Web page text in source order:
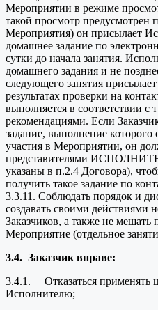
Мероприятии в режиме
такой просмотр предусмотрен
Мероприятия) он присылает
домашнее задание по
сутки до начала занятия.
домашнего задания и не
следующего занятия
результатах проверки на
выполняется в соответствии с
рекомендациями. Если
задание, выполнение которого
участия в Мероприятии, он
представителями
указаны в п.2.4 Договора),
получить такое задание по
3.3.11. Соблюдать порядок и
создавать своими действиями
Заказчиков, а также не мешать
Мероприятие (отдельное
3.4. Заказчик вправе:
3.4.1. Отказаться применять
Исполнителю;